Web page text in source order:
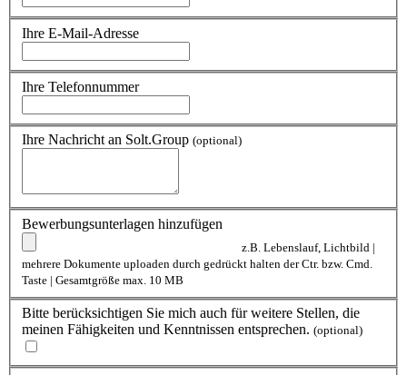
Ihre E-Mail-Adresse
Ihre Telefonnummer
Ihre Nachricht an Solt.Group (optional)
Bewerbungsunterlagen hinzufügen
z.B. Lebenslauf, Lichtbild |
mehrere Dokumente uploaden durch gedrückt halten der Ctr. bzw. Cmd.
Taste | Gesamtgröße max. 10 MB
Bitte berücksichtigen Sie mich auch für weitere Stellen, die
meinen Fähigkeiten und Kenntnissen entsprechen. (optional)